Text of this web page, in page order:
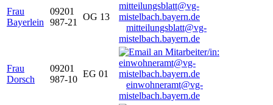
Frau
Bayerlein
09201
987-21
OG 13
mitteilungsblatt@vg-
mistelbach.bayern.de
Frau
Dorsch
09201
987-10
EG 01
einwohneramt@vg-
mistelbach.bayern.de